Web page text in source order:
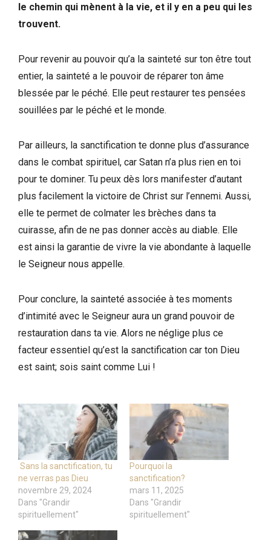
le chemin qui mènent à la vie, et il y en a peu qui les
trouvent.
Pour revenir au pouvoir qu’a la sainteté sur ton être tout
entier, la sainteté a le pouvoir de réparer ton âme
blessée par le péché. Elle peut restaurer tes pensées
souillées par le péché et le monde.
Par ailleurs, la sanctification te donne plus d’assurance
dans le combat spirituel, car Satan n’a plus rien en toi
pour te dominer. Tu peux dès lors manifester d’autant
plus facilement la victoire de Christ sur l’ennemi. Aussi,
elle te permet de colmater les brèches dans ta
cuirasse, afin de ne pas donner accès au diable. Elle
est ainsi la garantie de vivre la vie abondante à laquelle
le Seigneur nous appelle.
Pour conclure, la sainteté associée à tes moments
d’intimité avec le Seigneur aura un grand pouvoir de
restauration dans ta vie. Alors ne néglige plus ce
facteur essentiel qu’est la sanctification car ton Dieu
est saint; sois saint comme Lui !
Sans la sanctification, tu
ne verras pas Dieu
novembre 29, 2024
Dans "Grandir
spirituellement"
Pourquoi la
sanctification?
mars 11, 2025
Dans "Grandir
spirituellement"